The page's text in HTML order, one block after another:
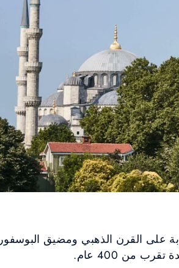
على القرن الذهبي ومضيق البوسفور
من 400 عام.